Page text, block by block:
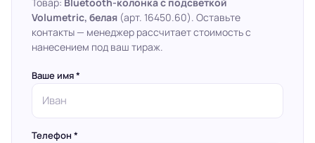
Volumetric, белая (арт. 16450.60). Оставьте
контакты — менеджер рассчитает стоимость с
нанесением под ваш тираж.
Ваше имя *
Телефон *